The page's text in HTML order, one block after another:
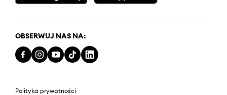
OBSERWUJ NAS NA:
Polityka prywatności